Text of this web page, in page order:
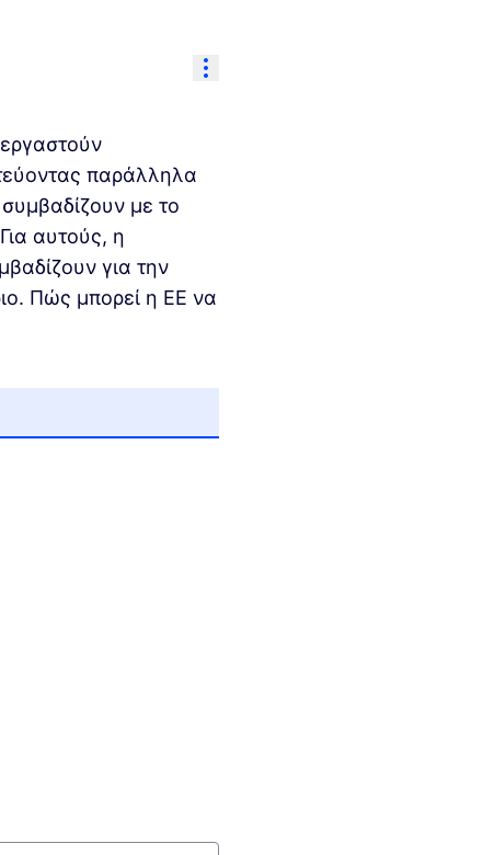
Resource controls
παράλληλα
με το
αυτούς, η
για την
Πώς μπορεί η ΕΕ να